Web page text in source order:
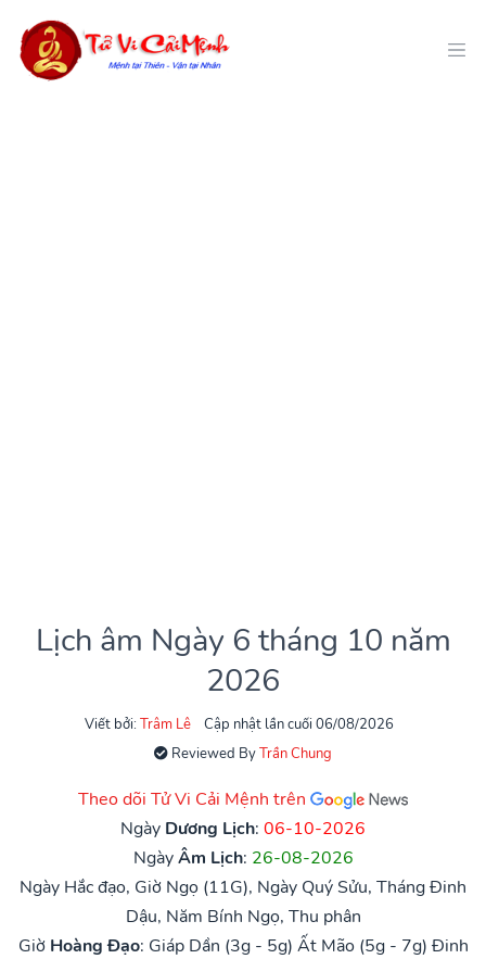
Lịch âm Ngày 6 tháng 10 năm
2026
Viết bởi: Trâm Lê
Cập nhật lần cuối 06/08/2026
Reviewed ByTrần Chung
Theo dõi Tử Vi Cải Mệnh trên
Ngày Dương Lịch: 06-10-2026
NgàyÂm Lịch: 26-08-2026
Ngày Hắc đạo, Giờ Ngọ (11G), Ngày Quý Sửu, Tháng Đinh
Dậu, Năm Bính Ngọ, Thu phân
Giờ Hoàng Đạo: Giáp Dần (3g - 5g) Ất Mão (5g - 7g) Đinh